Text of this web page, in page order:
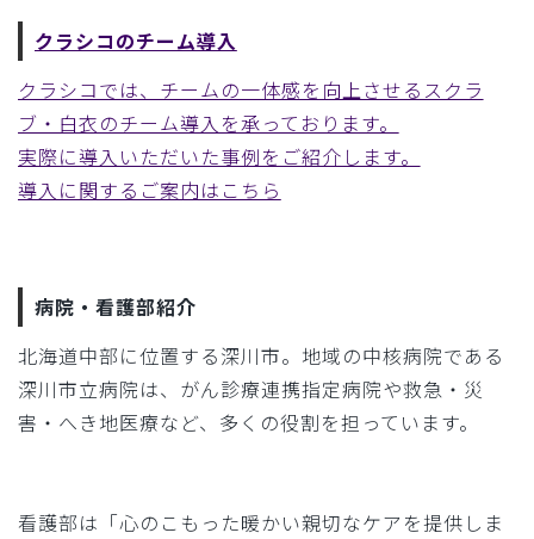
クラシコのチーム導入
クラシコでは、チームの一体感を向上させるスクラ
ブ・白衣のチーム導入を承っております。
実際に導入いただいた事例をご紹介します。
導入に関するご案内はこちら
病院・看護部紹介
北海道中部に位置する深川市。地域の中核病院である
深川市立病院は、がん診療連携指定病院や救急・災
害・へき地医療など、多くの役割を担っています。
看護部は「心のこもった暖かい親切なケアを提供しま